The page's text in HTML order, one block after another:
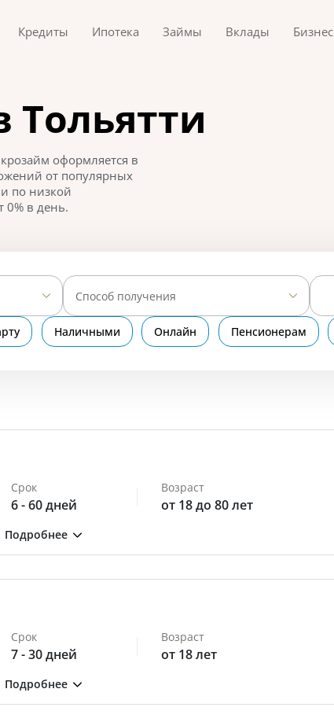
Кредиты Ипотека Займы Вклады Бизнес
оформляется в
от популярных
по низкой
0% в день.
Способ получения
Наличными Онлайн Пенсионерам
Срок
6 - 60 дней
Возраст
от 18 до 80 лет
Срок
7 - 30 дней
Возраст
от 18 лет